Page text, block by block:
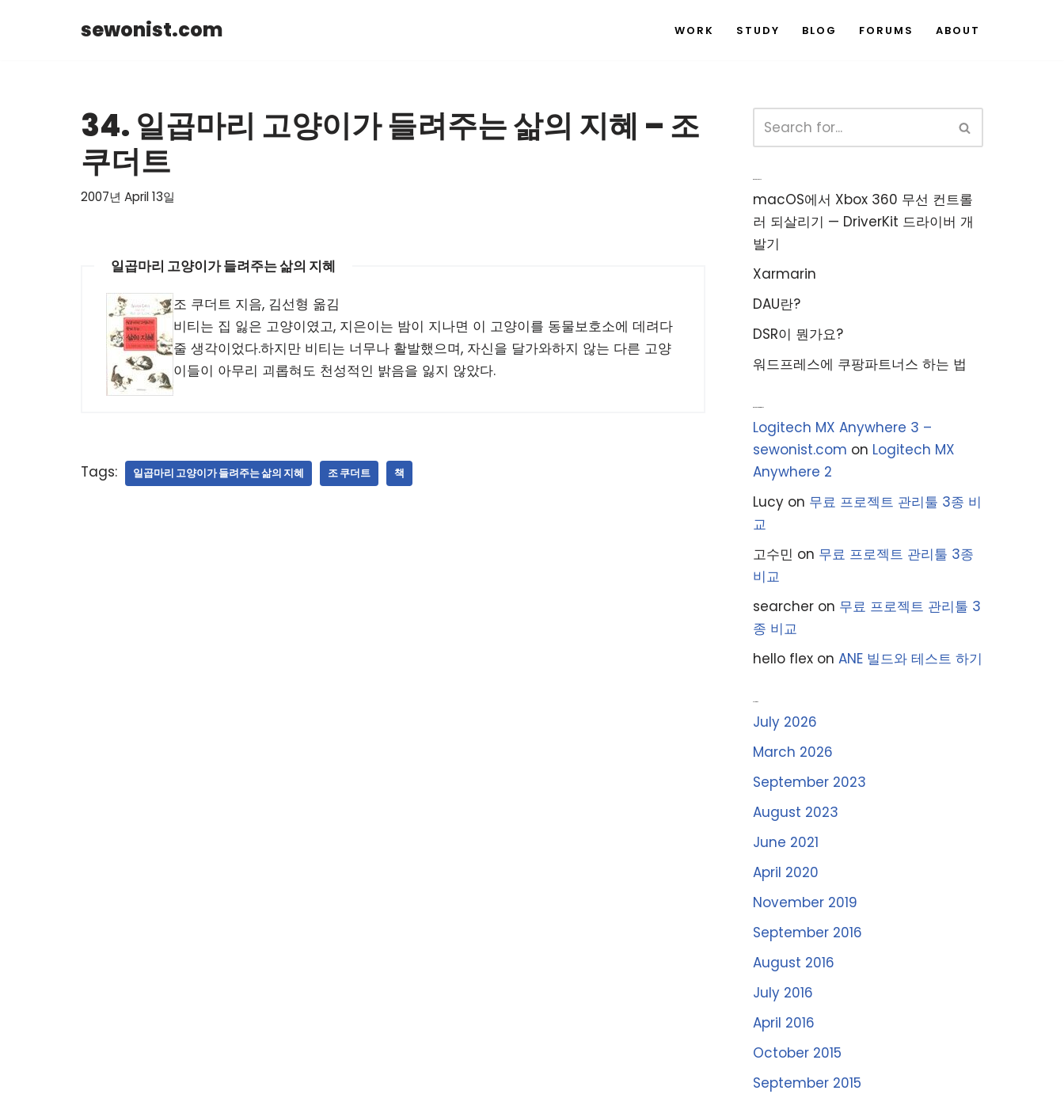
sewonist.com WORK STUDY BLOG FORUMS ABOUT
34. 일곱마리 고양이가 들려주는 삶의 지혜 – 조
쿠더트
2007년 April 13일
일곱마리 고양이가 들려주는 삶의 지혜
조 쿠더트 지음, 김선형 옮김
비티는 집 잃은 고양이였고, 지은이는 밤이 지나면 이 고양이를 동물보호소에 데려다
줄 생각이었다.하지만 비티는 너무나 활발했으며, 자신을 달가와하지 않는 다른 고양
이들이 아무리 괴롭혀도 천성적인 밝음을 잃지 않았다.
Tags: 일곱마리 고양이가 들려주는 삶의 지혜 조 쿠더트 책
macOS에서 Xbox 360 무선 컨트롤
러 되살리기 — DriverKit 드라이버 개
발기
Xarmarin
DAU란?
DSR이 뭔가요?
워드프레스에 쿠팡파트너스 하는 법
Logitech MX Anywhere 3 –
sewonist.com on Logitech MX
Anywhere 2
Lucy on 무료 프로젝트 관리툴 3종 비
교
고수민 on 무료 프로젝트 관리툴 3종
비교
searcher on 무료 프로젝트 관리툴 3
종 비교
hello flex on ANE 빌드와 테스트 하기
July 2026
March 2026
September 2023
August 2023
June 2021
April 2020
November 2019
September 2016
August 2016
July 2016
April 2016
October 2015
September 2015